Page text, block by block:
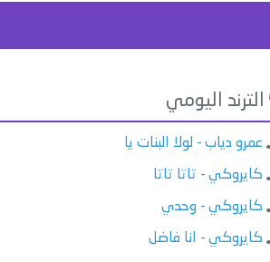
الترند اليومي
عمرو دياب - لولا البنات يا
كايروكي - تاتا تاتا
كايروكي - وحدي
كايروكي - انا فاضل